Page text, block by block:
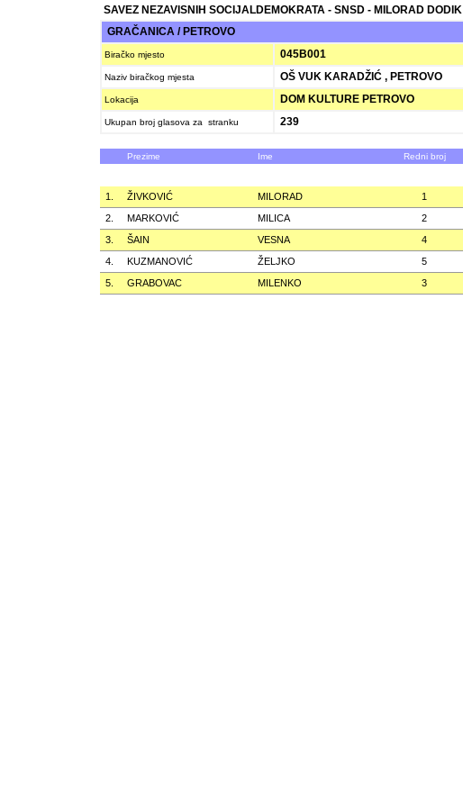
SAVEZ NEZAVISNIH SOCIJALDEMOKRATA - SNSD - MILORAD DODIK
GRAČANICA / PETROVO
Biračko mjesto 045B001
Naziv biračkog mjesta OŠ VUK KARADŽIĆ , PETROVO
Lokacija DOM KULTURE PETROVO
Ukupan broj glasova za stranku 239
Prezime Ime Redni broj
1. ŽIVKOVIĆ MILORAD 1
2.
MARKOVIĆ MILICA 2
3.
ŠAIN VESNA 4
4.
KUZMANOVIĆ ŽELJKO 5
5.
GRABOVAC MILENKO 3